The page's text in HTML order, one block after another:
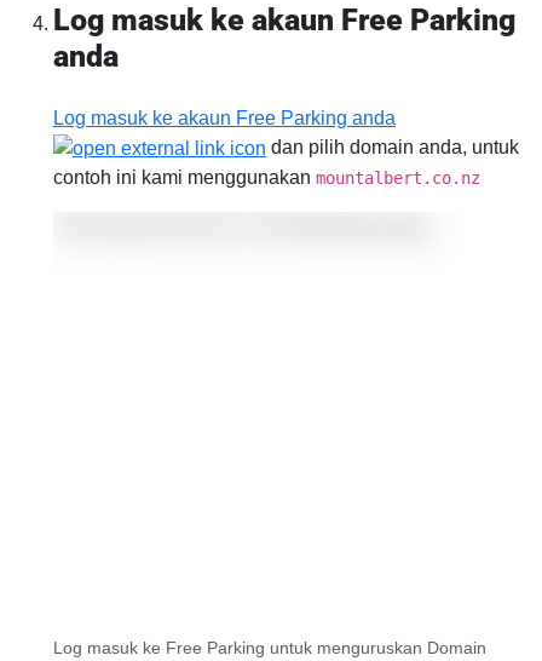
Log masuk ke akaun Free Parking
anda
Log masuk ke akaun Free Parking anda
dan pilih domain anda, untuk
contoh ini kami menggunakan mountalbert.co.nz
Log masuk ke Free Parking untuk menguruskan Domain